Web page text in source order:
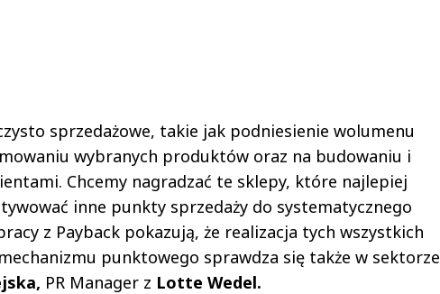
sprzedażowe, takie jak podniesienie wolumenu
wybranych produktów oraz na budowaniu i
Chcemy nagradzać te sklepy, które najlepiej
inne punkty sprzedaży do systematycznego
z Payback pokazują, że realizacja tych wszystkich
punktowego sprawdza się także w sektorze
PR Manager z Lotte Wedel.